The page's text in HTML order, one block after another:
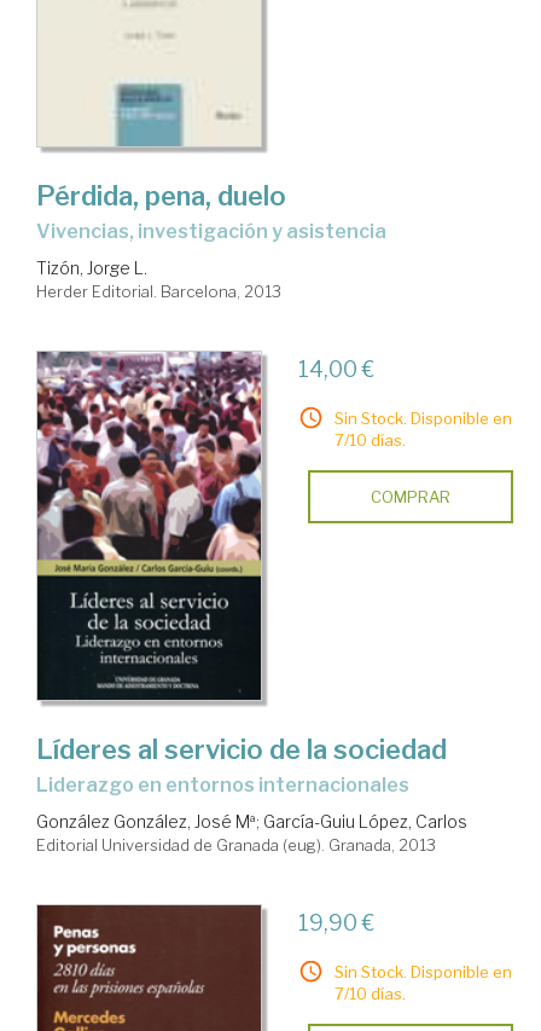
Pérdida, pena, duelo
vivencias, investigación y asistencia
Tizón, Jorge L.
Herder Editorial. Barcelona, 2013
14,00 €
Sin Stock. Disponible en
7/10 días.
COMPRAR
Líderes al servicio de la sociedad
liderazgo en entornos internacionales
González González, José Mª; García-Guiu López, Carlos
Editorial Universidad de Granada (eug). Granada, 2013
19,90 €
Sin Stock. Disponible en
7/10 días.